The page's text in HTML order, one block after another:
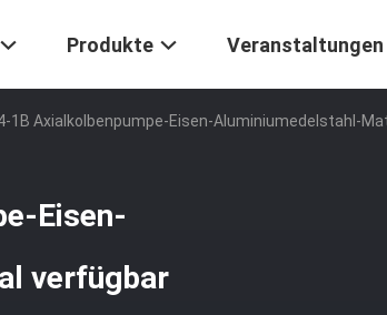
Produkte Veranstaltungen
1B Axialkolbenpumpe-Eisen-Aluminiumedelstahl-
Eisen-
verfügbar